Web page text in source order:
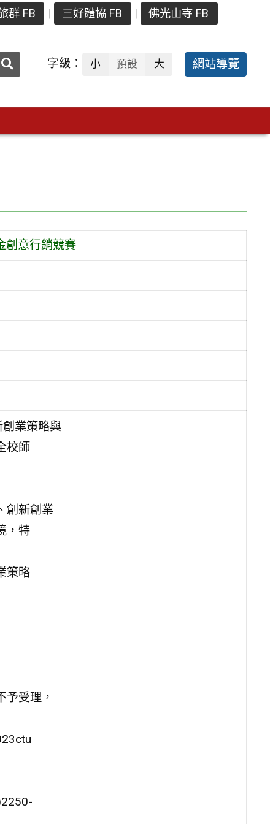
群 FB 三好體協 FB 佛光山寺 FB
送出 字級： 小 預設 大 網站導覽
創意行銷競賽
業策略與
校師
創新創業
，特
策略
予受理，